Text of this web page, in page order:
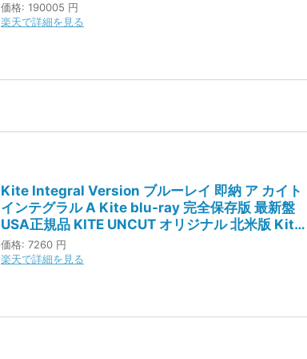
価格: 190005 円
楽天で詳細を見る
Kite Integral Version ブルーレイ 即納 ア カイト
インテグラル A Kite blu-ray 完全保存版 最新盤
USA正規品 KITE UNCUT オリジナル 北米版 Kite
Liberator 新品 日本語 英語 美少女アニメ アニメ
カイト リベレイター アンカット 梅津監督 梅津泰
価格: 7260 円
楽天で詳細を見る